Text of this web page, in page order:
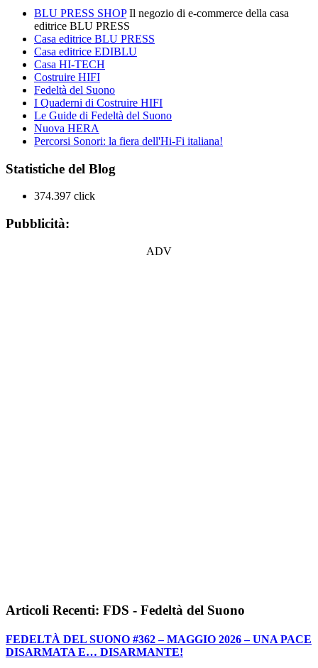
BLU PRESS SHOPIl negozio di e-commerce della casa
editrice BLU PRESS
Casa editrice BLU PRESS
Casa editrice EDIBLU
Casa HI-TECH
Costruire HIFI
Fedeltà del Suono
I Quaderni di Costruire HIFI
Le Guide di Fedeltà del Suono
Nuova HERA
Percorsi Sonori: la fiera dell'Hi-Fi italiana!
Statistiche del Blog
374.397 click
Pubblicità:
ADV
Articoli Recenti: FDS - Fedeltà del Suono
FEDELTÀ DEL SUONO #362 – MAGGIO 2026 – UNA PACE
DISARMATA E… DISARMANTE!